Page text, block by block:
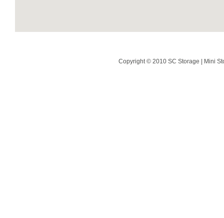
Copyright © 2010 SC Storage | Mini